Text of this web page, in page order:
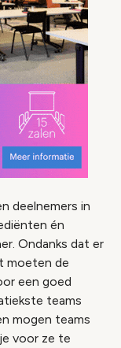
deelnemers in
én
Ondanks dat er
moeten de
een goed
teams
mogen teams
voor ze te